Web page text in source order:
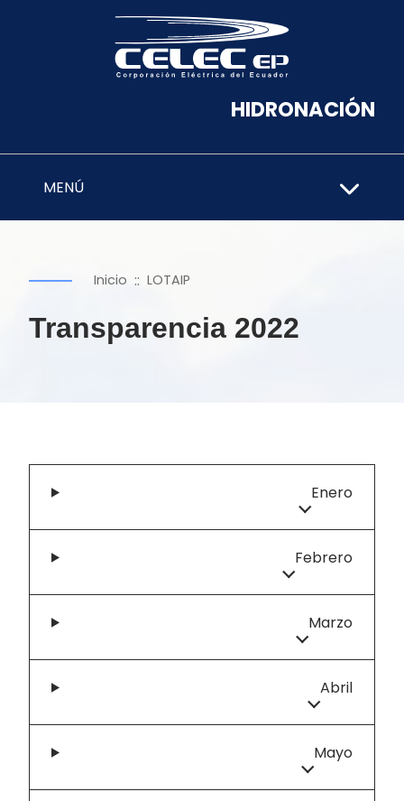
HIDRONACIÓN
MENÚ
Inicio :: LOTAIP
Transparencia 2022
Enero
Febrero
Marzo
Abril
Mayo